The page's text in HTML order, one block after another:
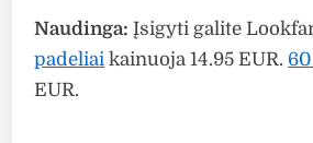
Naudinga: Įsigyti galite
padeliai kainuoja 14.95 EUR.
EUR.